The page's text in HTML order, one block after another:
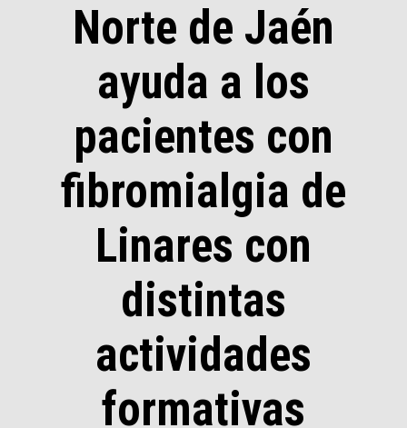
Norte de Jaén
ayuda a los
pacientes con
fibromialgia de
Linares con
distintas
actividades
formativas